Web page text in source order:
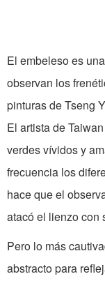
El embeleso es
observan los
pinturas de Tseng
El artista de
verdes vívidos y
frecuencia los
hace que el
atacó el lienzo con
Pero lo más
abstracto para